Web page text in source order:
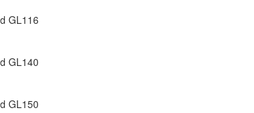
GL116
GL140
GL150